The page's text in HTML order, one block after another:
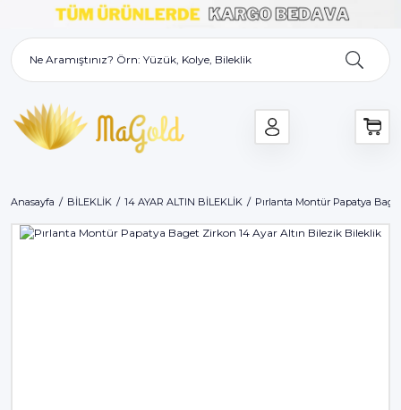
Anasayfa BİLEKLİK 14 AYAR ALTIN BİLEKLİK Pırlanta Montür Papatya